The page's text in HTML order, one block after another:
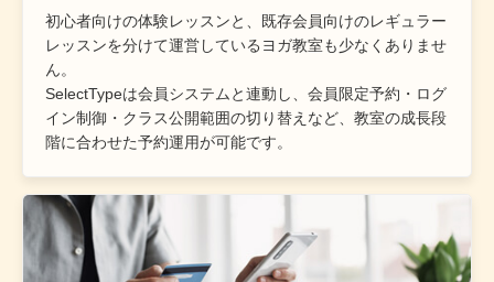
初心者向けの体験レッスンと、既存会員向けのレギュラー
レッスンを分けて運営しているヨガ教室も少なくありませ
ん。
SelectTypeは会員システムと連動し、会員限定予約・ログ
イン制御・クラス公開範囲の切り替えなど、教室の成長段
階に合わせた予約運用が可能です。